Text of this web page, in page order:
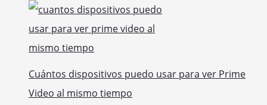
Cuántos dispositivos puedo usar para ver Prime
Video al mismo tiempo